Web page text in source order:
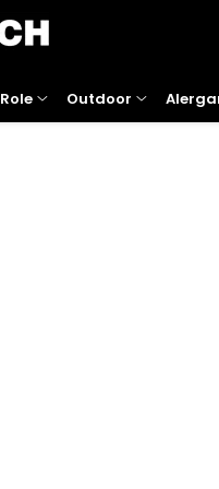
Role Outdoor